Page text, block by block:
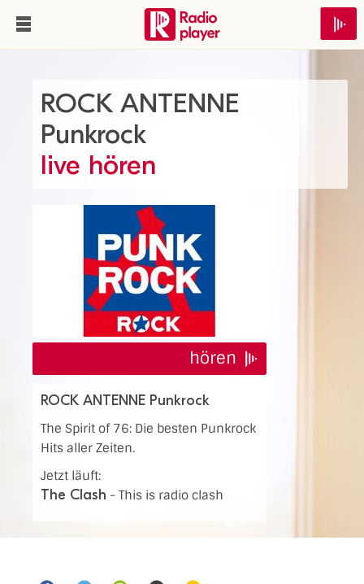
ROCK ANTENNE
Punkrock
live hören
hören
ROCK ANTENNE Punkrock
The Spirit of 76: Die besten Punkrock
Hits aller Zeiten.
Jetzt läuft:
The Clash - This is radio clash